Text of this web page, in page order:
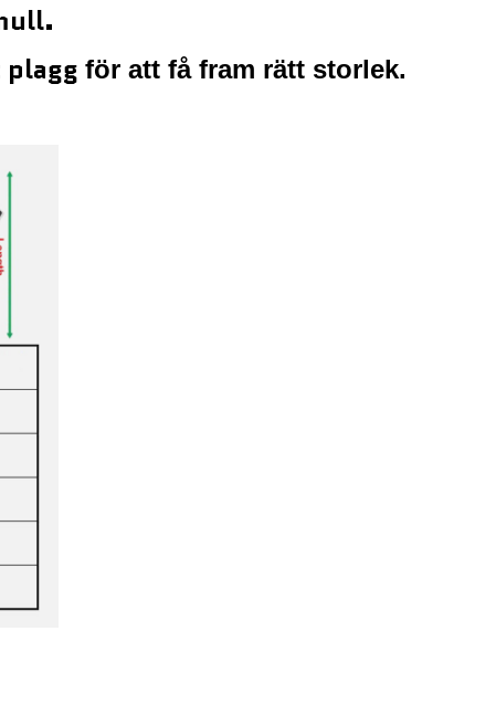
plagg för att få fram rätt storlek.